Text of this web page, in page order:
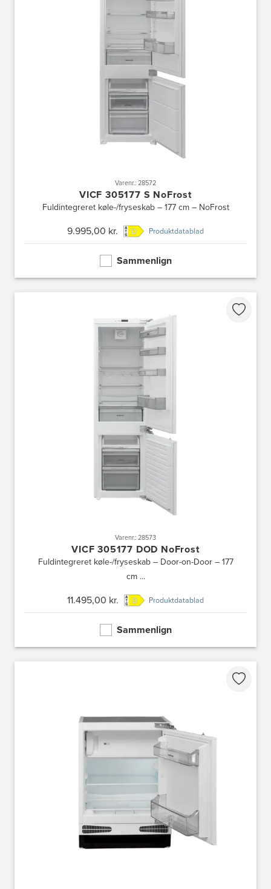
Varenr.: 28572
VICF 305177 S NoFrost
Fuldintegreret køle-/fryseskab – 177 cm – NoFrost
9.995,00 kr. Produktdatablad
Sammenlign
Varenr.: 28573
VICF 305177 DOD NoFrost
Fuldintegreret køle-/fryseskab – Door-on-Door – 177
cm ...
11.495,00 kr. Produktdatablad
Sammenlign